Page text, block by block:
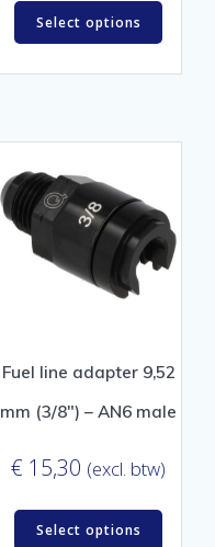
Select options
Fuel line adapter 9,52
mm (3/8″) – AN6 male
€ 15,30 (excl. btw)
Select options